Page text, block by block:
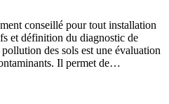
conseillé pour tout installation
et définition du diagnostic de
des sols est une évaluation
Il permet de…